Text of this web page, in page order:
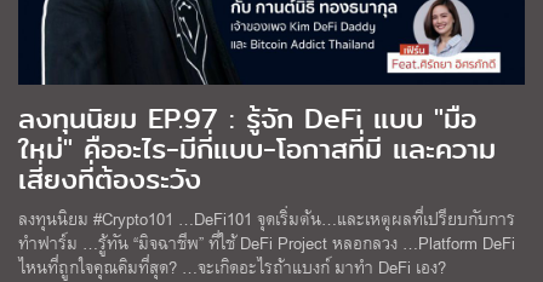
ลงทุนนิยม EP.97 : รู้จัก DeFi แบบ "มือ
ใหม่" คืออะไร-มีกี่แบบ-โอกาสที่มี และความ
เสี่ยงที่ต้องระวัง
ลงทุนนิยม #Crypto101 …DeFi101 จุดเริ่มต้น…และเหตุผลที่เปรียบกับการ
ทำฟาร์ม …รู้ทัน “มิจฉาชีพ” ที่ใช้ DeFi Project หลอกลวง …Platform DeFi
ไหนที่ถูกใจคุณคิมที่สุด? …จะเกิดอะไรถ้าแบงก์ มาทำ DeFi เอง?